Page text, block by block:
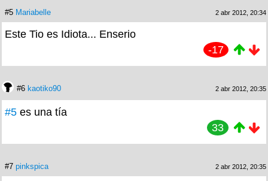
#5 Mariabelle 2 abr 2012, 20:34
Este Tio es Idiota... Enserio
-17
#6 kaotiko90 2 abr 2012, 20:35
#5 es una tía
33
#7 pinkspica 2 abr 2012, 20:35